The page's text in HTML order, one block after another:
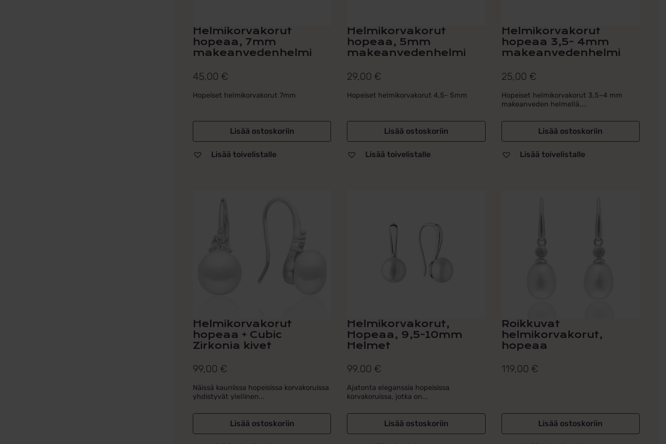
Helmikorvakorut
hopeaa, 7mm
makeanvedenhelmi
45,00 €
Hopeiset helmikorvakorut 7mm
Lisää ostoskoriin
Lisää toivelistalle
Helmikorvakorut
hopeaa, 5mm
makeanvedenhelmi
29,00 €
Hopeiset helmikorvakorut 4,5- 5mm
Lisää ostoskoriin
Lisää toivelistalle
Helmikorvakorut
hopeaa 3,5- 4mm
makeanvedenhelmi
25,00 €
Hopeiset helmikorvakorut 3,5–4 mm
makeanveden helmellä....
Lisää ostoskoriin
Lisää toivelistalle
Helmikorvakorut
hopeaa + Cubic
Zirkonia kivet
99,00 €
Näissä kauniissa hopeisissa korvakoruissa
yhdistyvät ylellinen...
Lisää ostoskoriin
Helmikorvakorut,
Hopeaa, 9,5-10mm
Helmet
99,00 €
Ajatonta eleganssia hopeisissa
korvakoruissa, jotka on...
Lisää ostoskoriin
Roikkuvat
helmikorvakorut,
hopeaa
119,00 €
Lisää ostoskoriin